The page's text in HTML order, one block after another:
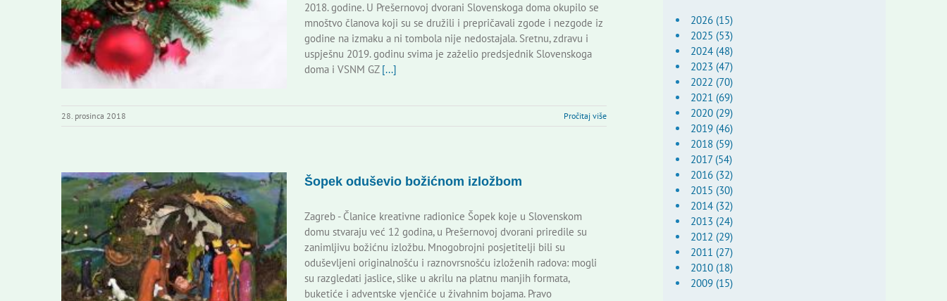
2018. godine. U Prešernovoj dvorani Slovenskoga doma okupilo se
mnoštvo članova koji su se družili i prepričavali zgode i nezgode iz
godine na izmaku a ni tombola nije nedostajala. Sretnu, zdravu i
uspješnu 2019. godinu svima je zaželio predsjednik Slovenskoga
doma i VSNM GZ [...]
28. prosinca 2018 Pročitaj više
Šopek oduševio božićnom izložbom
Zagreb - Članice kreativne radionice Šopek koje u Slovenskom
domu stvaraju već 12 godina, u Prešernovoj dvorani priredile su
zanimljivu božićnu izložbu. Mnogobrojni posjetitelji bili su
oduševljeni originalnošću i raznovrsnošću izloženih radova: mogli
su razgledati jaslice, slike u akrilu na platnu manjih formata,
buketiće i adventske vjenčiće u živahnim bojama. Pravo
2026 (15)
2025 (53)
2024 (48)
2023 (47)
2022 (70)
2021 (69)
2020 (29)
2019 (46)
2018 (59)
2017 (54)
2016 (32)
2015 (30)
2014 (32)
2013 (24)
2012 (29)
2011 (27)
2010 (18)
2009 (15)